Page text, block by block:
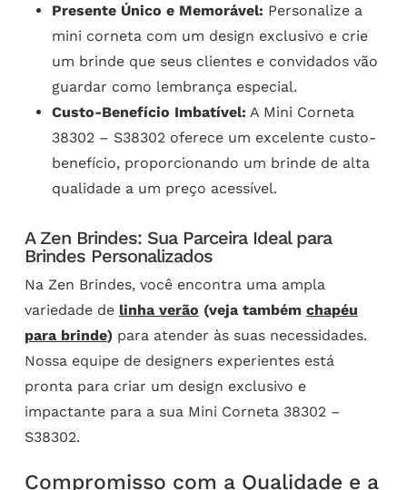
Presente Único e Memorável: Personalize a
mini corneta com um design exclusivo e crie
um brinde que seus clientes e convidados vão
guardar como lembrança especial.
Custo-Benefício Imbatível: A Mini Corneta
38302 – S38302 oferece um excelente custo-
benefício, proporcionando um brinde de alta
qualidade a um preço acessível.
A Zen Brindes: Sua Parceira Ideal para
Brindes Personalizados
Na Zen Brindes, você encontra uma ampla
variedade de linha verão (veja também chapéu
para brinde)para atender às suas necessidades.
Nossa equipe de designers experientes está
pronta para criar um design exclusivo e
impactante para a sua Mini Corneta 38302 –
S38302.
Compromisso com a Qualidade e a